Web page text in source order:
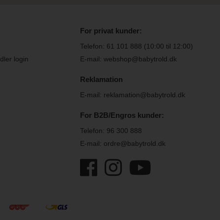
login
For privat kunder:
Telefon: 61 101 888 (10:00 til 12:00)
E-mail: webshop@babytrold.dk
Reklamation
E-mail: reklamation@babytrold.dk
For B2B/Engros kunder:
Telefon: 96 300 888
E-mail: ordre@babytrold.dk